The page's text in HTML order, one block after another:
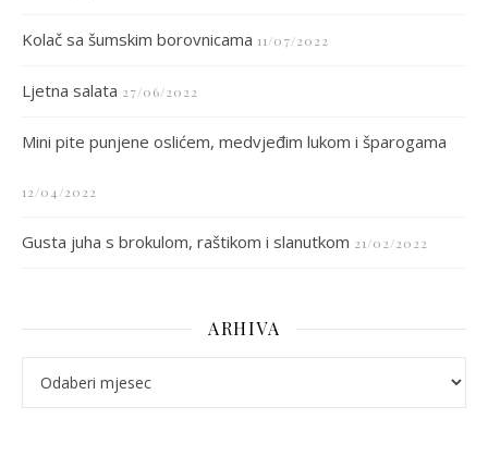
Kolač sa šumskim borovnicama 11/07/2022
Ljetna salata 27/06/2022
Mini pite punjene oslićem, medvjeđim lukom i šparogama
12/04/2022
Gusta juha s brokulom, raštikom i slanutkom 21/02/2022
ARHIVA